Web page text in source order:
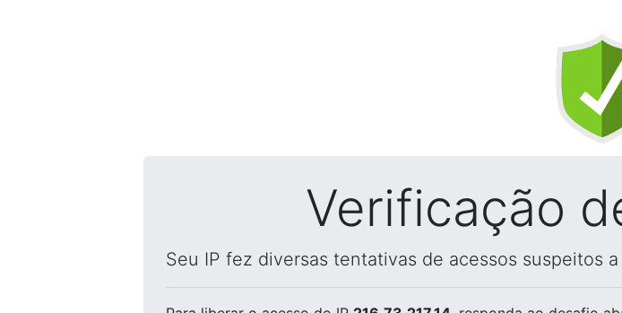
Verificação
Seu IP fez diversas tentativas de acessos suspeitos